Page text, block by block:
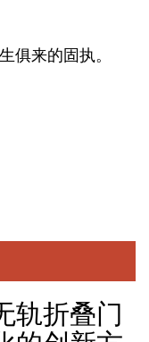
俱来的固执。
适的生活条件，
昂。
俱来的固执。
轨折叠门